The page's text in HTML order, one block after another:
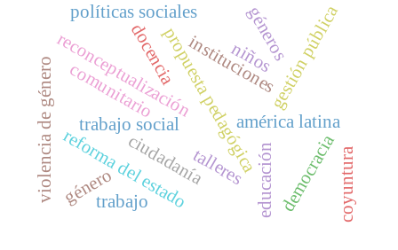
talleres
trabajo socialpropuesta pedagógica
instituciones
reconceptualización
américa latina
reforma del estado
gestión pública
violencia de género educación
docencia
democracia
ciudadanía
políticas sociales
género
comunitario
niños
coyuntura
géneros
trabajo